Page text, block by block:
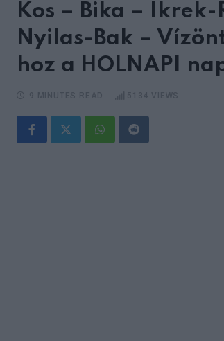
Kos – Bika –
Nyilas-Bak –
hoz a HOLNAPI
WhatsappReddit